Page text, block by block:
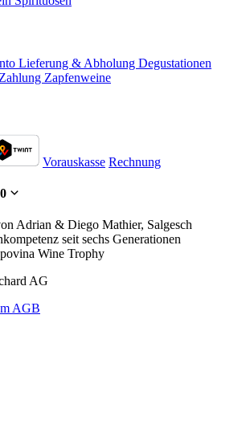
Lieferung & Abholung Degustationen
Zahlung Zapfenweine
Vorauskasse Rechnung
Adrian & Diego Mathier, Salgesch
seit sechs Generationen
Wine Trophy
AG
AGB